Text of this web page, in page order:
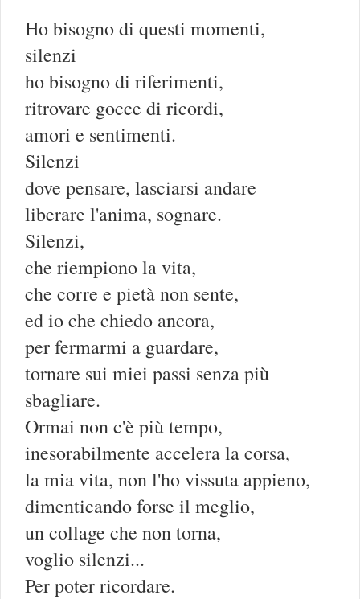
Ho bisogno di questi momenti,
silenzi
ho bisogno di riferimenti,
ritrovare gocce di ricordi,
amori e sentimenti.
Silenzi
dove pensare, lasciarsi andare
liberare l'anima, sognare.
Silenzi,
che riempiono la vita,
che corre e pietà non sente,
ed io che chiedo ancora,
per fermarmi a guardare,
tornare sui miei passi senza più
sbagliare.
Ormai non c'è più tempo,
inesorabilmente accelera la corsa,
la mia vita, non l'ho vissuta appieno,
dimenticando forse il meglio,
un collage che non torna,
voglio silenzi...
Per poter ricordare.